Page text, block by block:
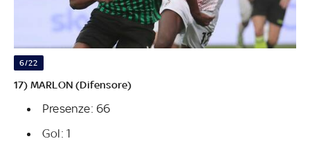
6/22
17) MARLON (Difensore)
Presenze: 66
Gol: 1